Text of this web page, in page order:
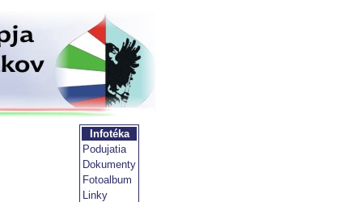
Infotéka
Podujatia
Dokumenty
Fotoalbum
Linky